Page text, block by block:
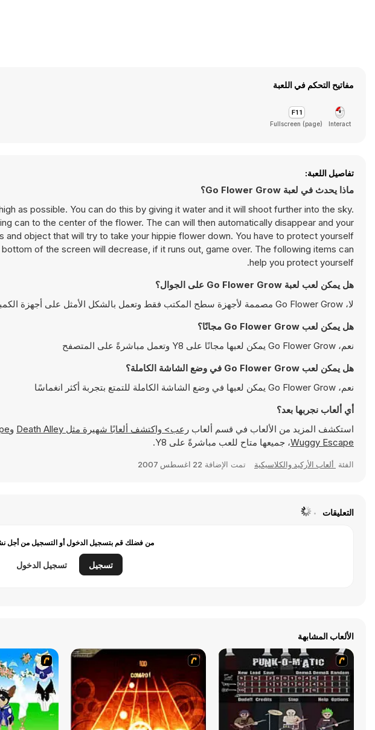
مفاتيح التحكم في اللعبة
Interact
Fullscreen (page)
تفاصيل اللعبة:
ماذا يحدث في لعبة Go Flower Grow؟
as possible. You can do this by giving it water and it will shoot further into the sky.
can to the center of the flower. The can will then automatically disappear and your
and object that will try to take your hippie flower down. You have to protect yourself
of the screen will decrease, if it runs out, game over. The following items can
help you protect yourself.
هل يمكن لعب لعبة Go Flower Grow على الجوال؟
لا، Go Flower Grow مصممة لأجهزة سطح المكتب فقط وتعمل بالشكل الأمثل على أجهزة الكمبيوتر باستخدام لوحة المفاتيح والفأرة
هل يمكن لعب Go Flower Grow مجانًا؟
نعم، Go Flower Grow يمكن لعبها مجانًا على Y8 وتعمل مباشرةً على المتصفح
هل يمكن لعب Go Flower Grow في وضع الشاشة الكاملة؟
نعم، Go Flower Grow يمكن لعبها في وضع الشاشة الكاملة للتمتع بتجربة أكثر انغماسًا
أي ألعاب نجربها بعد؟
استكشف المزيد من الألعاب في قسم ألعاب رعب> واكتشف ألعابًا شهيرة مثل Death Alley و
Wuggy Escape، جميعها متاح للعب مباشرةً على Y8.
الفئة ألعاب الأركيد والكلاسيكية تمت الإضافة 22 اغسطس 2007
التعليقات
من فضلك قم بتسجيل الدخول أو التسجيل من أجل
تسجيل تسجيل الدخول
الألعاب المشابهة